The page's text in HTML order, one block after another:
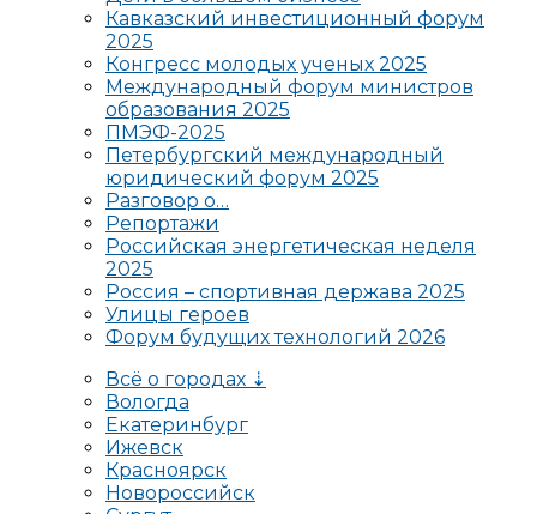
Кавказский инвестиционный форум
2025
Конгресс молодых ученых 2025
Международный форум министров
образования 2025
ПМЭФ-2025
Петербургский международный
юридический форум 2025
Разговор о…
Репортажи
Российская энергетическая неделя
2025
Россия – спортивная держава 2025
Улицы героев
Форум будущих технологий 2026
Всё о городах ⇣
Вологда
Екатеринбург
Ижевск
Красноярск
Новороссийск